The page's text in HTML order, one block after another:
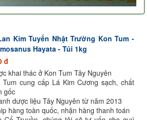
Kim Tuyến Nhật Trường Kon Tum -
Hayata - Túi 1kg
đ
khai thác ở Kon Tum Tây Nguyên
cung cấp Lá Kim Cương sạch, chất
gốc
dược liệu Tây Nguyên từ năm 2013
hàng toàn quốc, nhận hàng thanh toán